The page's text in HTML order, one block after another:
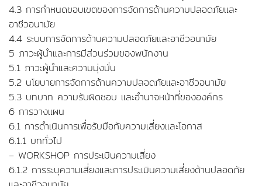
4.3 การกำหนดขอบเขตของการจัดการด้านความปลอดภัยและ
อาชีวอนามัย
4.4 ระบบการจัดการด้านความปลอดภัยและอาชีวอนามัย
5 ภาวะผู้นำและการมีส่วนร่วมของพนักงาน
5.1 ภาวะผู้นำและความมุ่งมั่น
5.2 นโยบายการจัดการด้านความปลอดภัยและอาชีวอนามัย
5.3 บทบาท ความรับผิดชอบ และอำนาจหน้าที่ขององค์กร
6 การวางแผน
6.1 การดำเนินการเพื่อรับมือกับความเสี่ยงและโอกาส
6.1.1 บททั่วไป
– WORKSHOP การประเมินความเสี่ยง
6.1.2 การระบุความเสี่ยงและการประเมินความเสี่ยงด้านปลอดภัย